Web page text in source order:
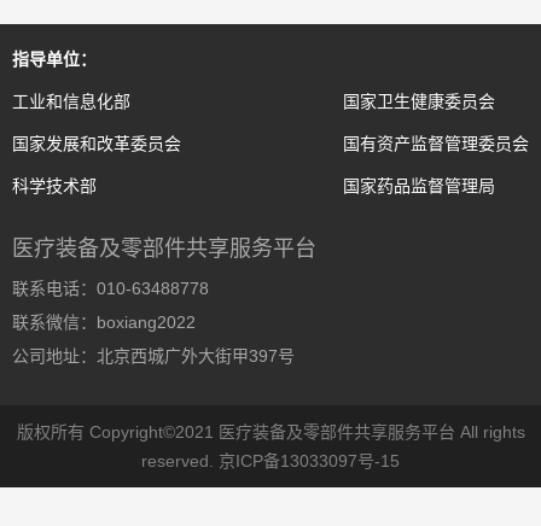
指导单位：
工业和信息化部
国家发展和改革委员会
科学技术部
国家卫生健康委员会
国有资产监督管理委员会
国家药品监督管理局
医疗装备及零部件共享服务平台
联系电话：010-63488778
联系微信：boxiang2022
公司地址：北京西城广外大街甲397号
版权所有 Copyright©2021 医疗装备及零部件共享服务平台 All rights
reserved. 京ICP备13033097号-15